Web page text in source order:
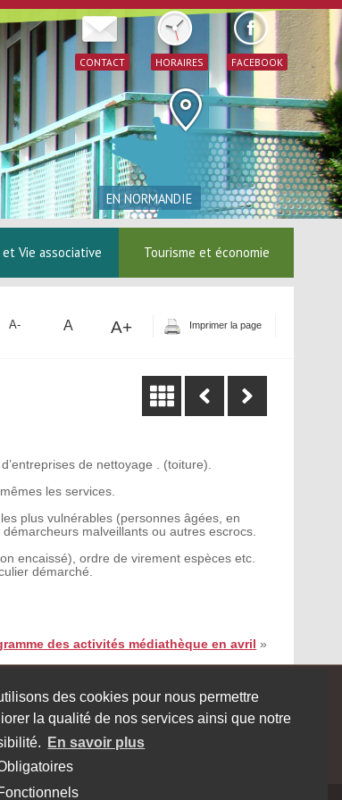
des cookies pour nous permettre
la qualité de nos services ainsi que notre
En savoir plus
CONTACT HORAIRES FACEBOOK
EN NORMANDIE
Vie associative Tourisme et économie
A+
A
A- Imprimer la page
de nettoyage . (toiture).
les services.
plus vulnérables (personnes âgées, en
malveillants ou autres escrocs.
encaissé), ordre de virement espèces etc.
démarché.
des activités médiathèque en avril »
JE SOUHAITE RECEVOIR LA
NEWSLETTER